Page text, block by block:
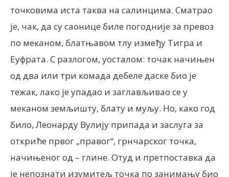
точковима иста таква на салинцима. Сматрао
је, чак, да су саонице биле погодније за превоз
по меканом, блатњавом тлу између Тигра и
Еуфрата. С разлогом, уосталом: точак начињен
од два или три комада дебеле даске био је
тежак, лако је упадао и заглављивао се у
меканом земљишту, блату и муљу. Но, како год
било, Леонарду Вулију припада и заслуга за
откриће првог „правог“, грнчарског точка,
начињеног од – глине. Отуд и претпоставка да
је непознати изумитељ точка по занимању био